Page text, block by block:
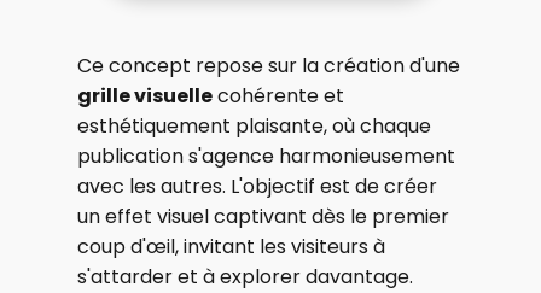
Ce concept repose sur la création d'une
grille visuellecohérente et
esthétiquement plaisante, où chaque
publication s'agence harmonieusement
avec les autres. L'objectif est de créer
un effet visuel captivant dès le premier
coup d'œil, invitant les visiteurs à
s'attarder et à explorer davantage.